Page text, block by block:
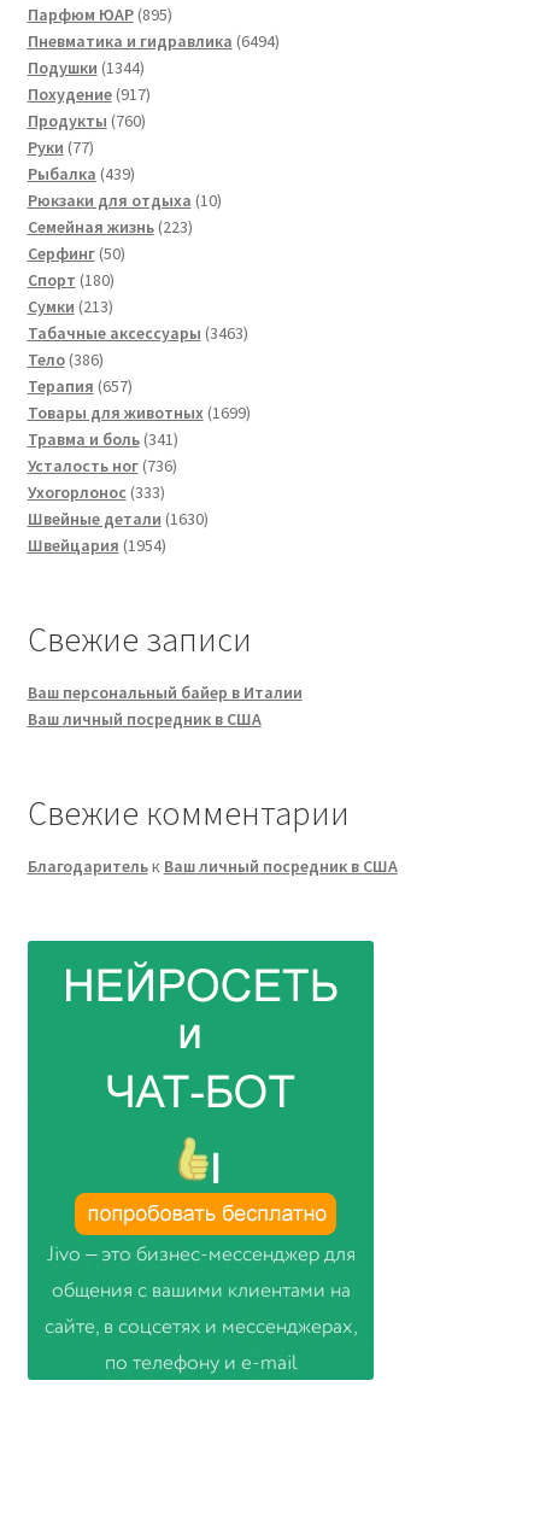
товара
Парфюм ЮАР 895895
товаров
Пневматика и гидравлика 64946494
Подушки 13441344
товара
Похудение 917917
товаров
Продукты 760760
Руки 7777
товаров
Рыбалка 439439
товаров
Рюкзаки для отдыха 1010
Семейная жизнь 223223
Серфинг 5050
Спорт 180180
товаров
Сумки 213213
товаров
Табачные аксессуары 34633463
Тело 386386
товаров
Терапия 657657
товаров
Товары для животных 16991699
Травма и боль 341341
товар
Усталость ног 736736
Ухогорлонос 333333
товара
Швейные детали 16301630
Швейцария 19541954
Свежие записи
Ваш персональный байер в Италии
Ваш личный посредник в США
Свежие комментарии
Благодарительк Ваш личный посредник в США